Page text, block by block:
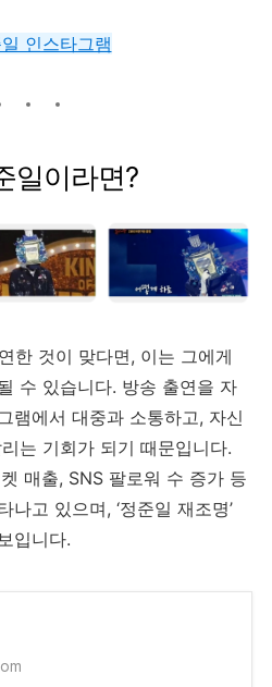
인스타그램
일이라면?
한 것이 맞다면, 이는 그에게
수 있습니다. 방송 출연을 자
램에서 대중과 소통하고, 자신
는 기회가 되기 때문입니다.
매출, SNS 팔로워 수 증가 등
나고 있으며, ‘정준일 재조명’
입니다.